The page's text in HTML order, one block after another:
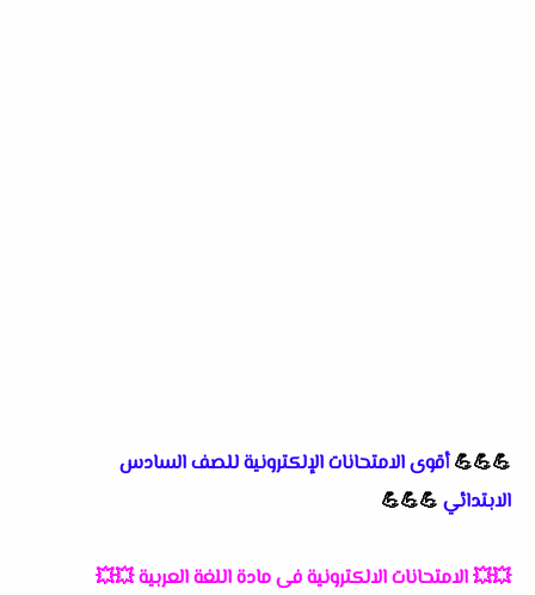
💪💪💪أقوى الامتحانات الإلكترونية للصف السادس
الابتدائي 💪💪💪
💥💥الامتحانات الالكترونية فى مادة اللغة العربية💥💥